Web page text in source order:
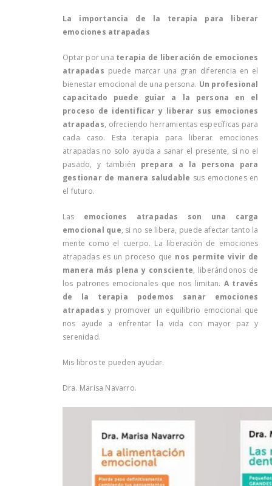
La importancia de la terapia para liberar
emociones atrapadas
Optar por una terapia de liberación de emociones
atrapadas puede marcar una gran diferencia en el
bienestar emocional de una persona. Un profesional
capacitado puede guiar a la persona en el
proceso de identificar y liberar sus emociones
atrapadas, ofreciendo herramientas específicas para
cada caso. Esta terapia para liberar emociones
atrapadas no solo ayuda a sanar el presente, si no el
pasado, y también prepara a la persona para
gestionar de manera saludable sus emociones en
el futuro.
Las emociones atrapadas
son una carga
emocional que, si no se libera, puede afectar tanto la
mente como el cuerpo. La liberación de emociones
atrapadas es un proceso que nos permite vivir de
manera más plena y consciente, liberándonos de
los patrones emocionales que nos limitan. A través
de la terapia podemos sanar emociones
atrapadas y promover un equilibrio emocional que
nos ayude a enfrentar la vida con mayor paz y
serenidad.
Mis libros te pueden ayudar.
Dra. Marisa Navarro.